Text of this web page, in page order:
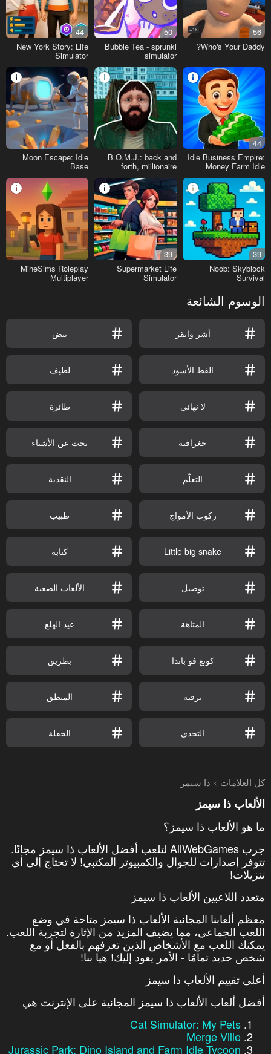
56
16+
Who's Your Daddy?
50
Bubble Tea - sprunki
simulator
44
New York Story: Life
Simulator
44
Idle Business Empire:
Money Farm Idle
Tycoon 3D
B.O.M.J.: back and
forth, millionaire
Moon Escape: Idle
Base
39
Noob: Skyblock
Survival
39
Supermarket Life
Simulator
MineSims Roleplay
Multiplayer
الوسوم الشائعة
أشر وانقر بيض
القط الأسود لطيف
لا نهائي طائرة
جغرافية بحث عن الأشياء
التعلّم النقدية
ركوب الأمواج طبيب
Little big snake كتابة
توصيل الألعاب الصعبة
المتاهة عيد الهلع
كونغ فو باندا بطريق
ترقية المنطق
التحدي الحفلة
كل العلامات ذا سيمز
الألعاب ذا سيمز
ما هو الألعاب ذا سيمز؟
جرب AllWebGames لتلعب أفضل الألعاب ذا سيمز مجانًا.
تتوفر إصدارات للجوال والكمبيوتر المكتبي! لا تحتاج إلى أي
تنزيلات!
متعدد اللاعبين الألعاب ذا سيمز
معظم ألعابنا المجانية الألعاب ذا سيمز متاحة في وضع
اللعب الجماعي، مما يضيف المزيد من الإثارة لتجربة اللعب.
يمكنك اللعب مع الأشخاص الذين تعرفهم بالفعل أو مع
شخص جديد تمامًا - الأمر يعود إليك! هيا بنا!
أعلى تقييم الألعاب ذا سيمز
أفضل ألعاب الألعاب ذا سيمز المجانية على الإنترنت هي
Cat Simulator: My Pets
Merge Ville
Jurassic Park: Dino Island and Farm Idle Tycoon